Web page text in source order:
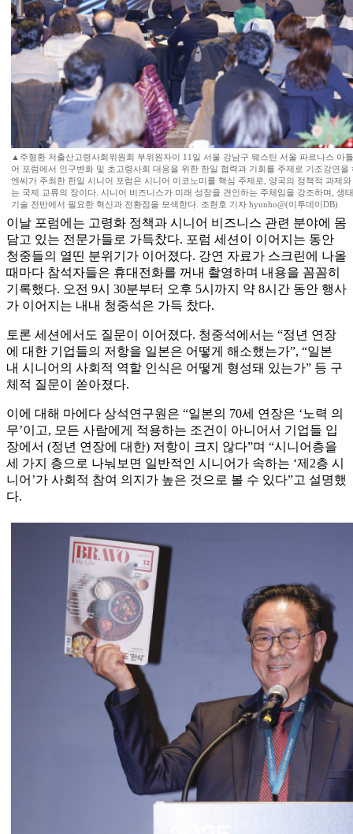
▲주형환 저출산고령사회위원회 부위원자이 11일 서울 강남구 웨스틴 서울 파르나스 아
어 포럼에서 인구변화 및 초고령사회 대응을 위한 한일 협력과 기회를 주제로 기조강연
엔씨가 주최한 한일 시니어 포럼은 시니어 이코노미를 핵심 주제로, 양국의 정책적 과제
는 국제 교류의 장이다. 시니어 비즈니스가 미래 성장을 견인하는 주체임을 강조하며, 생
기술 전반에서 필요한 혁신과 전환점을 모색한다. 조현호 기자 hyunho@(이투데이DB)
이날 포럼에는 고령화 정책과 시니어 비즈니스 관련 분야에 몸
담고 있는 전문가들로 가득찼다. 포럼 세션이 이어지는 동안
청중들의 열띤 분위기가 이어졌다. 강연 자료가 스크린에 나올
때마다 참석자들은 휴대전화를 꺼내 촬영하며 내용을 꼼꼼히
기록했다. 오전 9시 30분부터 오후 5시까지 약 8시간 동안 행사
가 이어지는 내내 청중석은 가득 찼다.
토론 세션에서도 질문이 이어졌다. 청중석에서는 “정년 연장
에 대한 기업들의 저항을 일본은 어떻게 해소했는가”, “일본
내 시니어의 사회적 역할 인식은 어떻게 형성돼 있는가” 등 구
체적 질문이 쏟아졌다.
이에 대해 마에다 상석연구원은 “일본의 70세 연장은 ‘노력 의
무’이고, 모든 사람에게 적용하는 조건이 아니어서 기업들 입
장에서 (정년 연장에 대한) 저항이 크지 않다”며 “시니어층을
세 가지 층으로 나눠보면 일반적인 시니어가 속하는 ‘제2층 시
니어’가 사회적 참여 의지가 높은 것으로 볼 수 있다”고 설명했
다.